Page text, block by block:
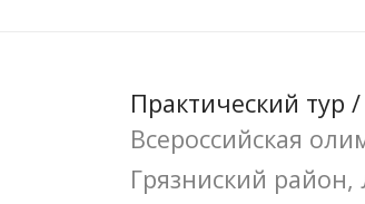
Практический тур
Всероссийская
Грязниский